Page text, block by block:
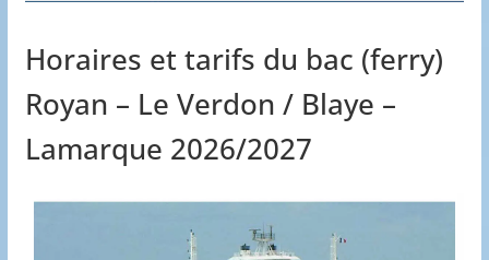
Horaires et tarifs du bac (ferry)
Royan – Le Verdon / Blaye –
Lamarque 2026/2027